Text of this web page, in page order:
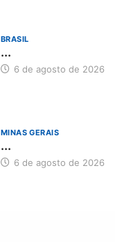
BRASIL
...
6 de agosto de 2026
MINAS GERAIS
...
6 de agosto de 2026